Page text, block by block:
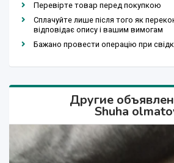
Перевірте товар перед покупкою
Сплачуйте лише після того як
відповідає опису і вашим вимогам
Бажано провести операцію при
Другие
Shuha